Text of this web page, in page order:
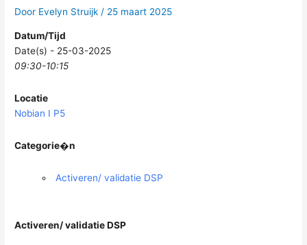
Door Evelyn Struijk / 25 maart 2025
Datum/Tijd
Date(s) - 25-03-2025
09:30-10:15
Locatie
Nobian I P5
Categorie�n
Activeren/ validatie DSP
Activeren/ validatie DSP